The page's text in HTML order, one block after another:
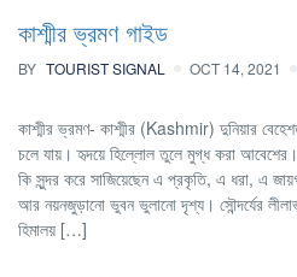
কাশ্মীর ভ্রমণ গাইড
BY TOURIST SIGNAL OCT 14, 2021
কাশ্মীর ভ্রমণ- কাশ্মীর (Kashmir) দুনিয়ার
চলে যায়। হৃদয়ে হিল্লোল তুলে মুগ্ধ করা
কি সুন্দর করে সাজিয়েছেন এ প্রকৃতি, এ ধরা, এ
আর নয়নজুড়ানো ভুবন ভুলানো দৃশ্য। সৌন্দর্যের
হিমালয় […]